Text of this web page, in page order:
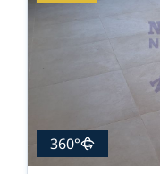
360°